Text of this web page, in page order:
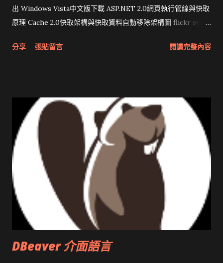
出 Windows Vista中文版下載 ASP.NET 2.0網頁執行管線與快取
原理 Cache 2.0快取架構與快取資料自動移除架構圖 flickr sync
圖治推動改革 Wait and see 國內某SOC疑遭駭客入侵 大砲開講
分享 張貼留言 閱讀完整內容
DBeaver 介面語言